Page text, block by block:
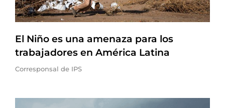
El Niño es una amenaza para los
trabajadores en América Latina
Corresponsal de IPS